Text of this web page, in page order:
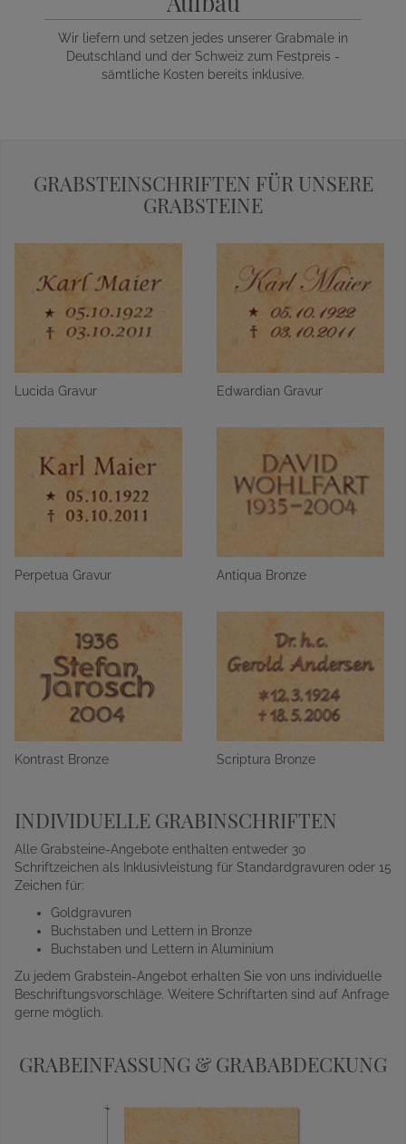
Wir liefern und setzen jedes unserer Grabmale in
Deutschland und der Schweiz zum Festpreis -
sämtliche Kosten bereits inklusive.
GRABSTEINSCHRIFTEN FÜR UNSERE
GRABSTEINE
Lucida Gravur Edwardian Gravur
Perpetua Gravur Antiqua Bronze
Kontrast Bronze Scriptura Bronze
INDIVIDUELLE GRABINSCHRIFTEN
Alle Grabsteine-Angebote enthalten entweder 30
Schriftzeichen als Inklusivleistung für Standardgravuren oder 15
Zeichen für:
Goldgravuren
Buchstaben und Lettern in Bronze
Buchstaben und Lettern in Aluminium
Zu jedem Grabstein-Angebot erhalten Sie von uns individuelle
Beschriftungsvorschläge. Weitere Schriftarten sind auf Anfrage
gerne möglich.
GRABEINFASSUNG & GRABABDECKUNG